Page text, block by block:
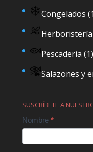
Congelados
Herboristería
Pescaderia (1)
Salazones y
SUSCRÍBETE A
Contact
Nombre *